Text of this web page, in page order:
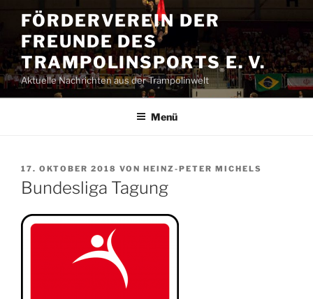
Inhalt
springen
FÖRDERVEREIN DER
FREUNDE DES
TRAMPOLINSPORTS E. V.
Aktuelle Nachrichten aus der Trampolinwelt
Menü
VERÖFFENTLICHT
AM
17. OKTOBER 2018 VON HEINZ-PETER MICHELS
Bundesliga Tagung